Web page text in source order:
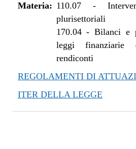
Materia: 110.07-
plurisettoriali
170.04-Bilanci e
leggi
rendiconti
REGOLAMENTI DI
ITER DELLA LEGGE